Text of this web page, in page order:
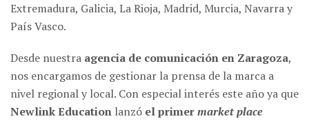
Extremadura, Galicia, La Rioja, Madrid, Murcia, Navarra y
País Vasco.
Desde nuestra agencia de comunicación en Zaragoza,
nos encargamos de gestionar la prensa de la marca a
nivel regional y local. Con especial interés este año ya que
Newlink Education lanzó elprimermarket place